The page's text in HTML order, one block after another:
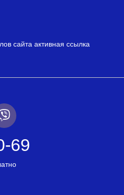
сайта активная ссылка
69